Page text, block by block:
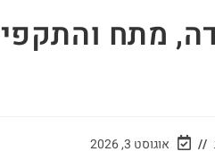
מתח והתקפי
אוגוסט 3, 2026